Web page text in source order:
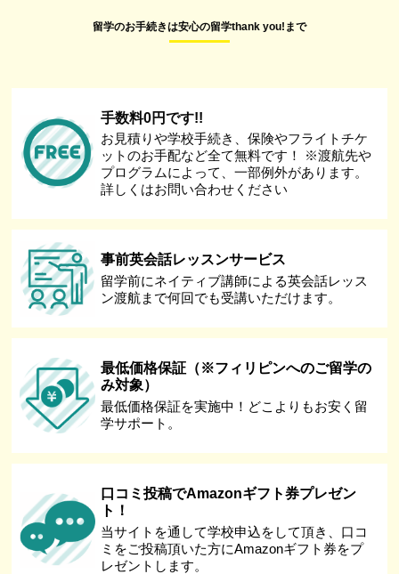
留学のお手続きは安心の留学thank you!まで
手数料0円です!!
お見積りや学校手続き、保険やフライトチケ
ットのお手配など全て無料です！ ※渡航先や
プログラムによって、一部例外があります。
詳しくはお問い合わせください
事前英会話レッスンサービス
留学前にネイティブ講師による英会話レッス
ン渡航まで何回でも受講いただけます。
最低価格保証（※フィリピンへのご留学の
み対象）
最低価格保証を実施中！どこよりもお安く留
学サポート。
口コミ投稿でAmazonギフト券プレゼン
ト！
当サイトを通して学校申込をして頂き、口コ
ミをご投稿頂いた方にAmazonギフト券をプ
レゼントします。